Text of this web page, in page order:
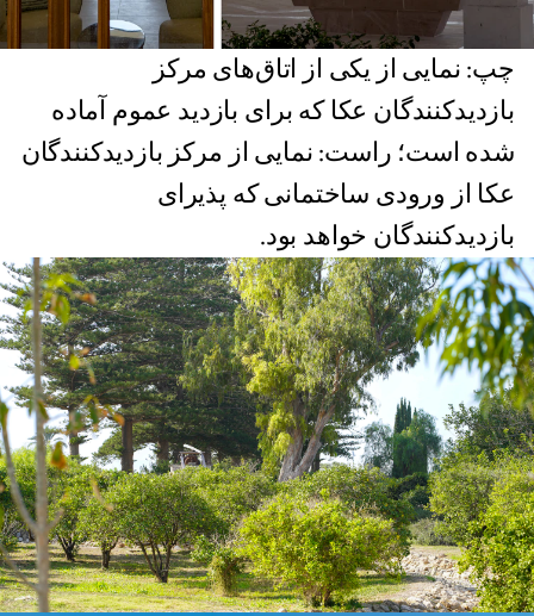
چپ: نمایی از یکی از اتاق‌های مرکز
بازدیدکنندگان عکا که برای بازدید عموم آماده
شده است؛ راست: نمایی از مرکز بازدیدکنندگان
عکا از ورودی ساختمانی که پذیرای
بازدیدکنندگان خواهد بود.